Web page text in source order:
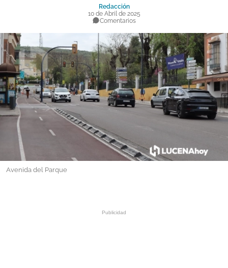
SUBBÉTICA HOY
SALUD
OBRAS
NECROLÓGICAS
GALERÍAS
Redacción
10 de Abril de 2025
Comentarios
Avenida del Parque